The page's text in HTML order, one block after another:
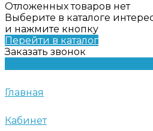
Отложенных товаров нет
Выберите в каталоге
и нажмите кнопку
Перейти в каталог
Заказать звонок
Главная
Кабинет